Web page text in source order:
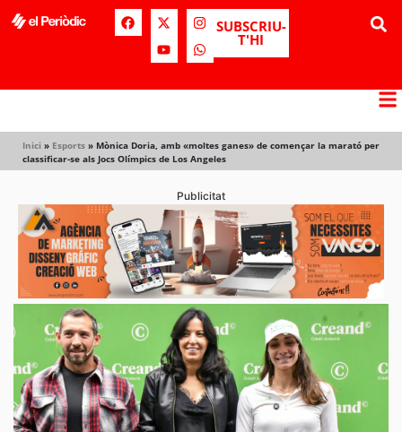
SUBSCRIU-
T'HI
Inici » Esports » Mònica Doria, amb «moltes ganes» de començar la marató per
classificar-se als Jocs Olímpics de Los Angeles
Publicitat